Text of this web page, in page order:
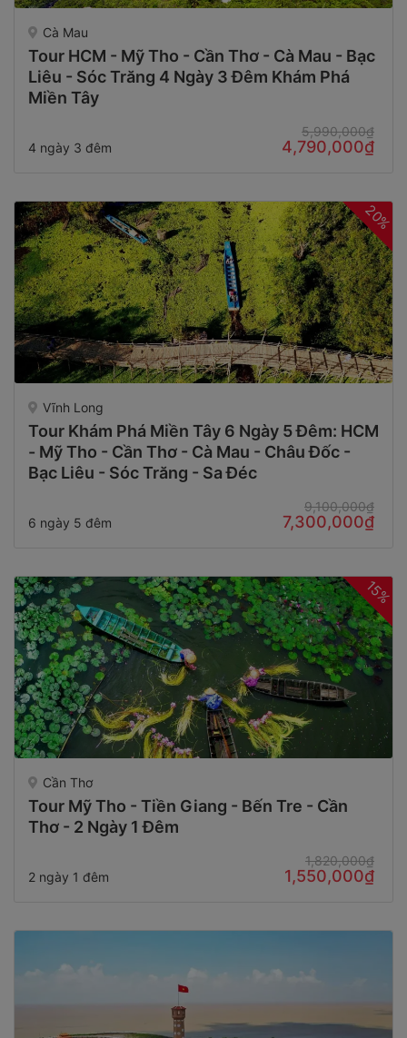
Cà Mau
Tour HCM - Mỹ Tho - Cần Thơ - Cà Mau - Bạc
Liêu - Sóc Trăng 4 Ngày 3 Đêm Khám Phá
Miền Tây
4 ngày 3 đêm
5,990,000₫
4,790,000₫
20%
Vĩnh Long
Tour Khám Phá Miền Tây 6 Ngày 5 Đêm: HCM
- Mỹ Tho - Cần Thơ - Cà Mau - Châu Đốc -
Bạc Liêu - Sóc Trăng - Sa Đéc
6 ngày 5 đêm
9,100,000₫
7,300,000₫
15%
Cần Thơ
Tour Mỹ Tho - Tiền Giang - Bến Tre - Cần
Thơ - 2 Ngày 1 Đêm
2 ngày 1 đêm
1,820,000₫
1,550,000₫